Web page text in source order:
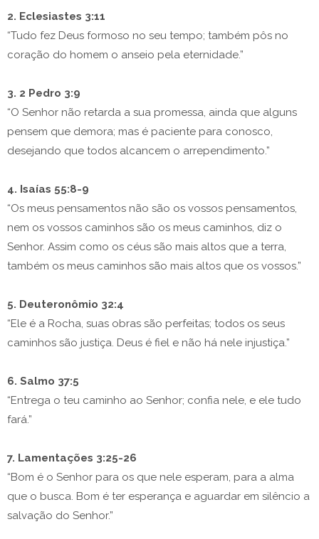
2. Eclesiastes 3:11
“Tudo fez Deus formoso no seu tempo; também pôs no
coração do homem o anseio pela eternidade.”
3. 2 Pedro 3:9
“O Senhor não retarda a sua promessa, ainda que alguns
pensem que demora; mas é paciente para conosco,
desejando que todos alcancem o arrependimento.”
4. Isaías 55:8-9
“Os meus pensamentos não são os vossos pensamentos,
nem os vossos caminhos são os meus caminhos, diz o
Senhor. Assim como os céus são mais altos que a terra,
também os meus caminhos são mais altos que os vossos.”
5. Deuteronômio 32:4
“Ele é a Rocha, suas obras são perfeitas; todos os seus
caminhos são justiça. Deus é fiel e não há nele injustiça.”
6. Salmo 37:5
“Entrega o teu caminho ao Senhor; confia nele, e ele tudo
fará.”
7. Lamentações 3:25-26
“Bom é o Senhor para os que nele esperam, para a alma
que o busca. Bom é ter esperança e aguardar em silêncio a
salvação do Senhor.”